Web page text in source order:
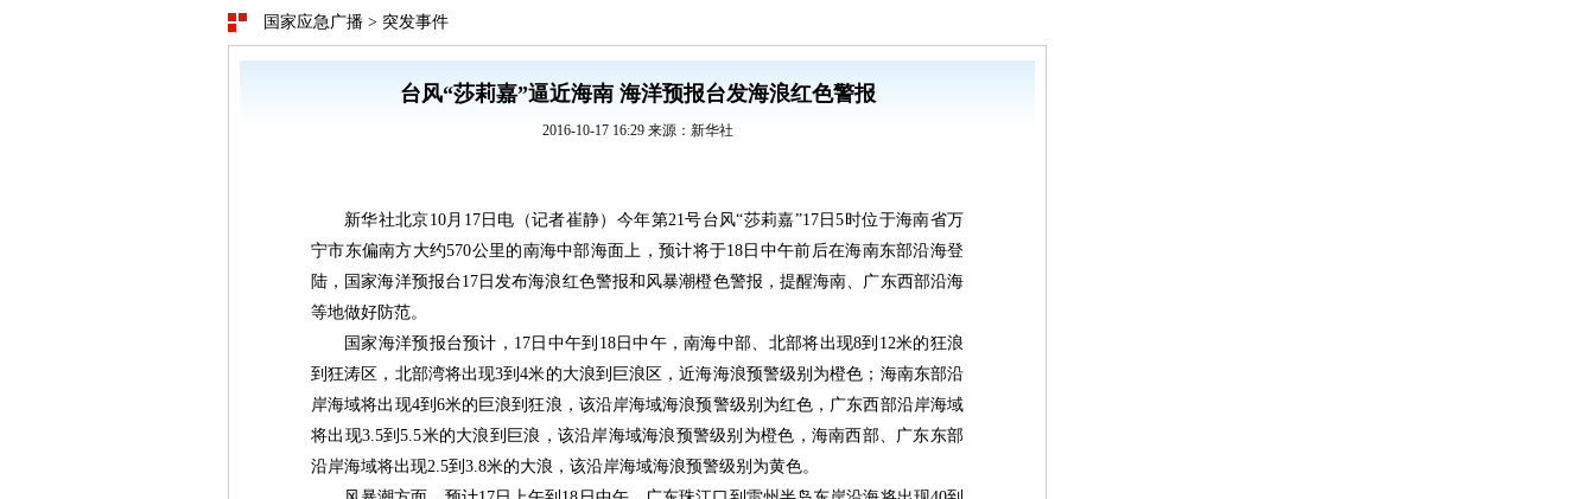
国家应急广播 > 突发事件
台风“莎莉嘉”逼近海南 海洋预报台发海浪红色警报
2016-10-17 16:29 来源：新华社
新华社北京10月17日电（记者崔静）今年第21号台风“莎莉嘉”17日5时位于海南省万
宁市东偏南方大约570公里的南海中部海面上，预计将于18日中午前后在海南东部沿海登
陆，国家海洋预报台17日发布海浪红色警报和风暴潮橙色警报，提醒海南、广东西部沿海
等地做好防范。
国家海洋预报台预计，17日中午到18日中午，南海中部、北部将出现8到12米的狂浪
到狂涛区，北部湾将出现3到4米的大浪到巨浪区，近海海浪预警级别为橙色；海南东部沿
岸海域将出现4到6米的巨浪到狂浪，该沿岸海域海浪预警级别为红色，广东西部沿岸海域
将出现3.5到5.5米的大浪到巨浪，该沿岸海域海浪预警级别为橙色，海南西部、广东东部
沿岸海域将出现2.5到3.8米的大浪，该沿岸海域海浪预警级别为黄色。